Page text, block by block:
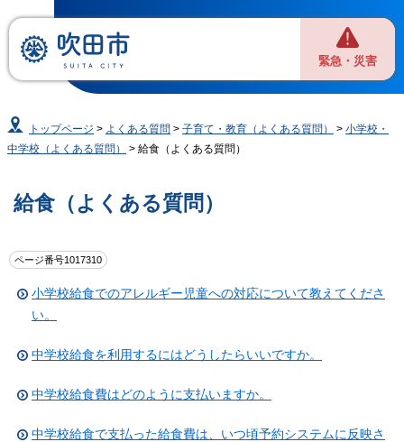
緊急・災害
トップページ > よくある質問 >子育て・教育（よくある質問） >小学校・
中学校（よくある質問）
> 給食（よくある質問）
給食（よくある質問）
ページ番号1017310
小学校給食でのアレルギー児童への対応について教えてくださ
い。
中学校給食を利用するにはどうしたらいいですか。
中学校給食費はどのように支払いますか。
中学校給食で支払った給食費は、いつ頃予約システムに反映さ